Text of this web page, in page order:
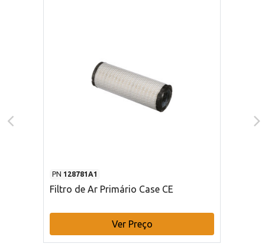
PN 128781A1
Filtro de Ar Primário Case CE
Ver Preço